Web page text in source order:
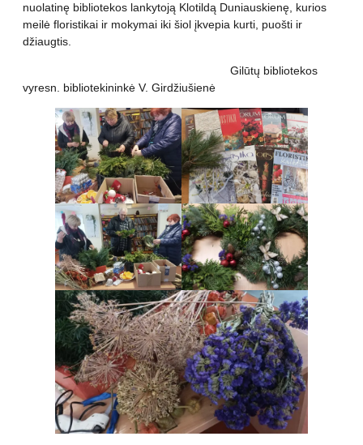
nuolatinę bibliotekos lankytoją Klotildą Duniauskienę, kurios
meilė floristikai ir mokymai iki šiol įkvepia kurti, puošti ir
džiaugtis.
Gilūtų bibliotekos
vyresn. bibliotekininkė V. Girdžiušienė